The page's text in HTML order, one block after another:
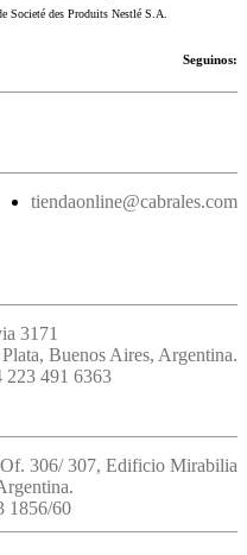
Societé des Produits Nestlé S.A.
Seguinos:
tiendaonline@cabrales.com
3171
Buenos Aires, Argentina.
223 491 6363
306/ 307, Edificio Mirabilia
1856/60